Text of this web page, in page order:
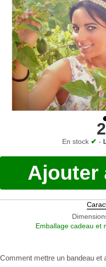
En stock ✔ -
Ajouter
Emballage cadeau et
Comment mettre un bandeau et